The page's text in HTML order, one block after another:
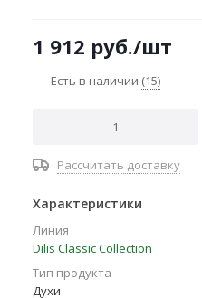
1 912 руб./шт
Есть в наличии (15)
Рассчитать доставку
Характеристики
Линия
Dilis Classic Collection
Тип продукта
Духи